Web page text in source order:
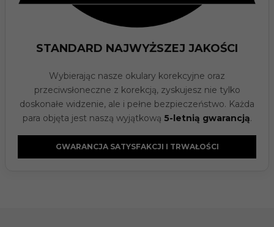
STANDARD NAJWYŻSZEJ JAKOŚCI
Wybierając nasze okulary korekcyjne oraz
przeciwsłoneczne z korekcją, zyskujesz nie tylko
doskonałe widzenie, ale i pełne bezpieczeństwo. Każda
para objęta jest naszą wyjątkową 5-letnią gwarancją.
GWARANCJA SATYSFAKCJI I TRWAŁOŚCI